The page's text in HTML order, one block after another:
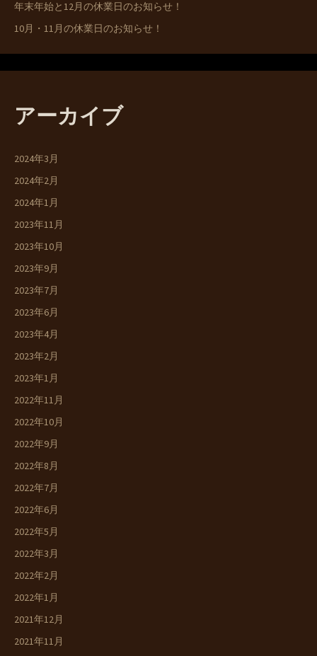
年末年始と12月の休業日のお知らせ！
10月・11月の休業日のお知らせ！
アーカイブ
2024年3月
2024年2月
2024年1月
2023年11月
2023年10月
2023年9月
2023年7月
2023年6月
2023年4月
2023年2月
2023年1月
2022年11月
2022年10月
2022年9月
2022年8月
2022年7月
2022年6月
2022年5月
2022年3月
2022年2月
2022年1月
2021年12月
2021年11月